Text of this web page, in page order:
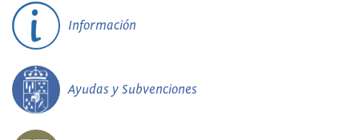
Información
Ayudas y Subvenciones